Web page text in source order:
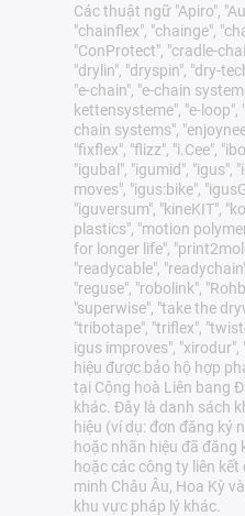
Các thuật ngữ "Apiro",
"chainflex", "chainge",
"ConProtect", "cradle-
"drylin", "dryspin", "dry-
"e-chain", "e-chain
kettensysteme", "e-loop",
chain systems",
"fixflex", "flizz", "i.Cee",
"igubal", "igumid", "igus",
moves", "igus:bike",
"iguversum", "kineKIT",
plastics", "motion
for longer life",
"readycable",
"reguse", "robolink",
"superwise", "take the
"tribotape", "triflex",
igus improves", "xirodur",
hiệu được bảo hộ hợp
tại Cộng hoà Liên bang
khác. Đây là danh sách
hiệu (ví dụ: đơn đăng ký
hoặc nhãn hiệu đã đăng
hoặc các công ty liên
minh Châu Âu, Hoa Kỳ
khu vực pháp lý khác.